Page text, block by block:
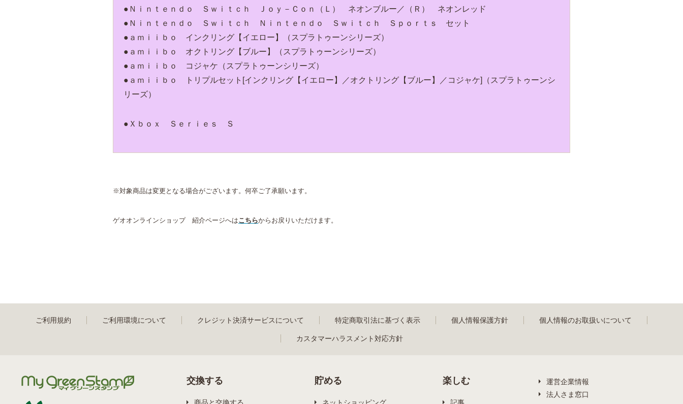
●Ｎｉｎｔｅｎｄｏ Ｓｗｉｔｃｈ Ｊｏｙ－Ｃｏｎ（Ｌ） ネオンブルー／（Ｒ） ネオンレッド
●Ｎｉｎｔｅｎｄｏ Ｓｗｉｔｃｈ Ｎｉｎｔｅｎｄｏ Ｓｗｉｔｃｈ Ｓｐｏｒｔｓ セット
●ａｍｉｉｂｏ インクリング【イエロー】（スプラトゥーンシリーズ）
●ａｍｉｉｂｏ オクトリング【ブルー】（スプラトゥーンシリーズ）
●ａｍｉｉｂｏ コジャケ（スプラトゥーンシリーズ）
●ａｍｉｉｂｏ トリプルセット[インクリング【イエロー】／オクトリング【ブルー】／コジャケ]（スプラトゥーンシ
リーズ）
●Ｘｂｏｘ Ｓｅｒｉｅｓ Ｓ
※対象商品は変更となる場合がございます。何卒ご了承願います。
ゲオオンラインショップ 紹介ページへはこちらからお戻りいただけます。
ご利用規約 ご利用環境について クレジット決済サービスについて 特定商取引法に基づく表示 個人情報保護方針 個人情報のお取扱いについて
カスタマーハラスメント対応方針
交換する 貯める 楽しむ
運営企業情報
法人さま窓口